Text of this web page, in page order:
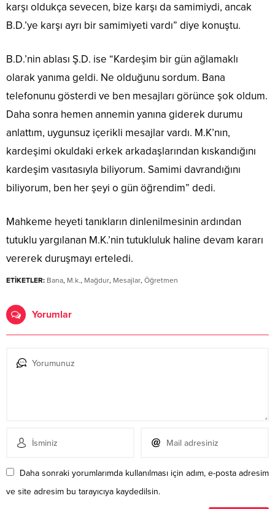
karşı oldukça sevecen, bize karşı da samimiydi, ancak
B.D.’ye karşı ayrı bir samimiyeti vardı” diye konuştu.
B.D.’nin ablası Ş.D. ise “Kardeşim bir gün ağlamaklı
olarak yanıma geldi. Ne olduğunu sordum. Bana
telefonunu gösterdi ve ben mesajları görünce şok oldum.
Daha sonra hemen annemin yanına giderek durumu
anlattım, uygunsuz içerikli mesajlar vardı. M.K’nın,
kardeşimi okuldaki erkek arkadaşlarından kıskandığını
kardeşim vasıtasıyla biliyorum. Samimi davrandığını
biliyorum, ben her şeyi o gün öğrendim” dedi.
Mahkeme heyeti tanıkların dinlenilmesinin ardından
tutuklu yargılanan M.K.’nin tutukluluk haline devam kararı
vererek duruşmayı erteledi.
ETİKETLER: Bana, M.k., Mağdur, Mesajlar, Öğretmen
Yorumlar
Daha sonraki yorumlarımda kullanılması için adım, e-posta adresim
ve site adresim bu tarayıcıya kaydedilsin.